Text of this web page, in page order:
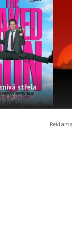
střela
7. 8. 2025